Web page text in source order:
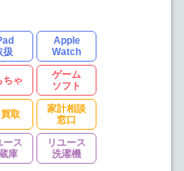
扱
Apple
Watch
ちゃ
ゲーム
ソフト
取
家計相談
窓口
ース
庫
リユース
洗濯機